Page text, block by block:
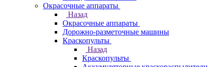
Окрасочные аппараты
Назад
Окрасочные аппараты
Дорожно-разметочные машины
Краскопульты
Назад
Краскопульты